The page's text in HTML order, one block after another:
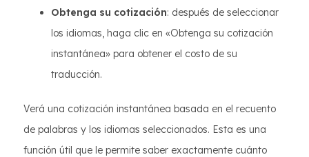
Obtenga su cotización: después de seleccionar
los idiomas, haga clic en «Obtenga su cotización
instantánea» para obtener el costo de su
traducción.
Verá una cotización instantánea basada en el recuento
de palabras y los idiomas seleccionados. Esta es una
función útil que le permite saber exactamente cuánto